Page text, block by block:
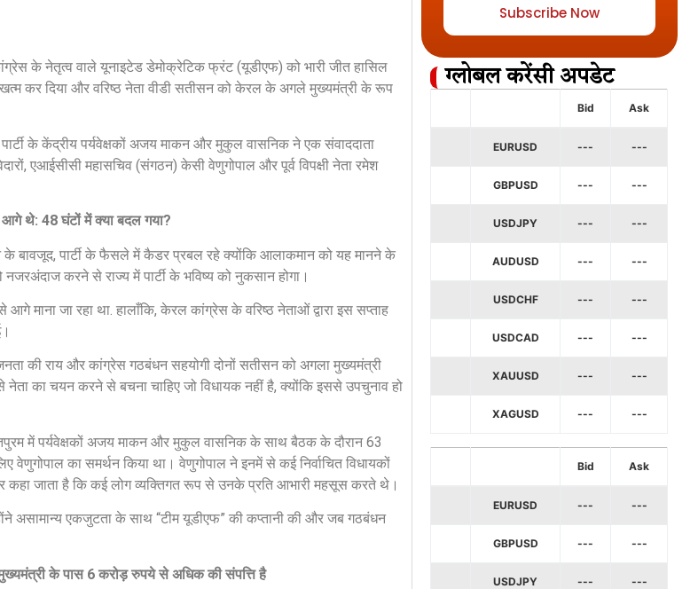
के नेतृत्व वाले यूनाइटेड डेमोक्रेटिक फ्रंट (यूडीएफ) को भारी जीत हासिल
खत्म कर दिया और वरिष्ठ नेता वीडी सतीसन को केरल के अगले मुख्यमंत्री के रूप
के केंद्रीय पर्यवेक्षकों अजय माकन और मुकुल वासनिक ने एक संवाददाता
एआईसीसी महासचिव (संगठन) केसी वेणुगोपाल और पूर्व विपक्षी नेता रमेश
थे: 48 घंटों में क्या बदल गया?
बावजूद, पार्टी के फैसले में कैडर प्रबल रहे क्योंकि आलाकमान को यह मानने के
करने से राज्य में पार्टी के भविष्य को नुकसान होगा।
आगे माना जा रहा था. हालाँकि, केरल कांग्रेस के वरिष्ठ नेताओं द्वारा इस सप्ताह
की राय और कांग्रेस गठबंधन सहयोगी दोनों सतीसन को अगला मुख्यमंत्री
नेता का चयन करने से बचना चाहिए जो विधायक नहीं है, क्योंकि इससे उपचुनाव हो
में पर्यवेक्षकों अजय माकन और मुकुल वासनिक के साथ बैठक के दौरान 63
वेणुगोपाल का समर्थन किया था। वेणुगोपाल ने इनमें से कई निर्वाचित विधायकों
कहा जाता है कि कई लोग व्यक्तिगत रूप से उनके प्रति आभारी महसूस करते थे।
असामान्य एकजुटता के साथ “टीम यूडीएफ” की कप्तानी की और जब गठबंधन
के पास 6 करोड़ रुपये से अधिक की संपत्ति है
Subscribe Now
ग्लोबल करेंसी अपडेट
Bid Ask
EURUSD --- ---
GBPUSD --- ---
USDJPY --- ---
AUDUSD --- ---
USDCHF --- ---
USDCAD --- ---
XAUUSD --- ---
XAGUSD --- ---
Bid Ask
EURUSD --- ---
GBPUSD --- ---
USDJPY --- ---